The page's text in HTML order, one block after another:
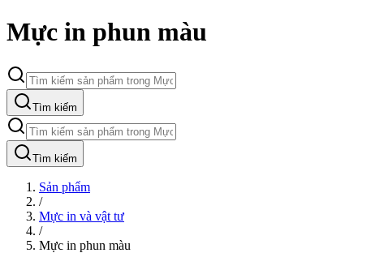
Mực in phun màu
Tìm kiếm
Tìm kiếm
Sản phẩm
/
Mực in và vật tư
/
Mực in phun màu